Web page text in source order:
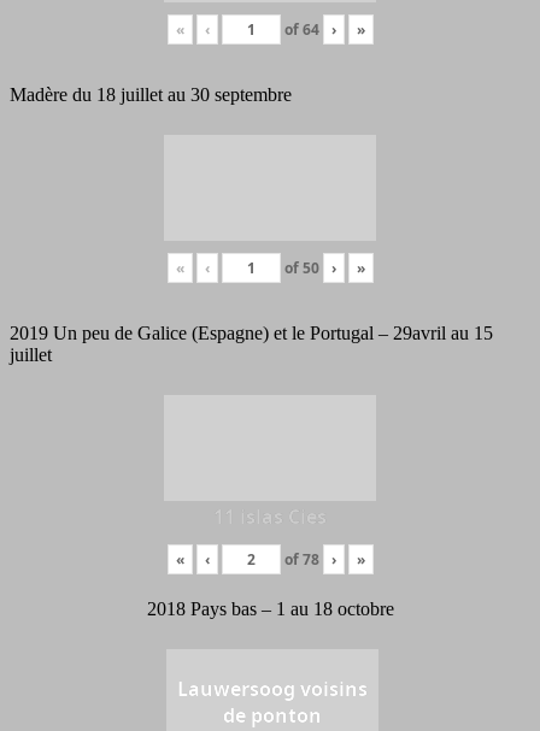
« ‹ of64 › »
Madère du 18 juillet au 30 septembre
« ‹ of50 › »
2019 Un peu de Galice (Espagne) et le Portugal – 29avril au 15
juillet
11 islas Cies
« ‹ of78 › »
2018 Pays bas – 1 au 18 octobre
Lauwersoog voisins
de ponton